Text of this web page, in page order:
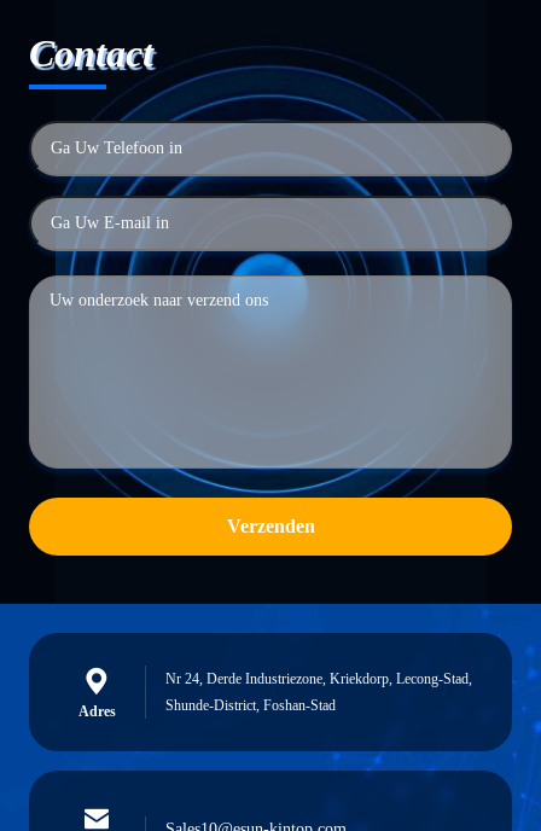
Contact
Verzenden
Adres
Nr 24, Derde Industriezone, Kriekdorp, Lecong-Stad,
Shunde-District, Foshan-Stad